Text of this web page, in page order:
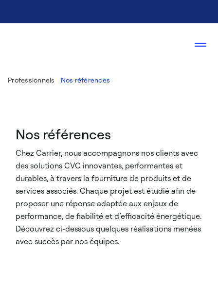
Professionnels Nos références
Nos références
Chez Carrier, nous accompagnons nos clients avec
des solutions CVC innovantes, performantes et
durables, à travers la fourniture de produits et de
services associés. Chaque projet est étudié afin de
proposer une réponse adaptée aux enjeux de
performance, de fiabilité et d’efficacité énergétique.
Découvrez ci-dessous quelques réalisations menées
avec succès par nos équipes.